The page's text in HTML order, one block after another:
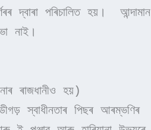
দ্বাৰা পৰিচালিত হয়।  আন্দামান
নাই।
ৰাজধানীও হয়)
স্বাধীনতাৰ পিছৰ আৰম্ভণিৰ